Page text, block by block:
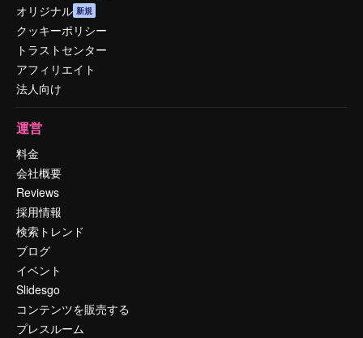
オリジナル 新規
クッキーポリシー
トラストセンター
アフィリエイト
法人向け
運営
料金
会社概要
Reviews
採用情報
検索トレンド
ブログ
イベント
Slidesgo
コンテンツを販売する
プレスルーム